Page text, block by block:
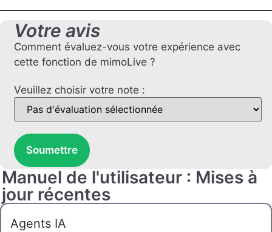
Votre avis
Comment évaluez-vous votre expérience avec
cette fonction de mimoLive ?
Veuillez choisir votre note :
Soumettre
Manuel de l'utilisateur : Mises à
jour récentes
Agents IA